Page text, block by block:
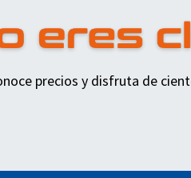
precios y disfruta de